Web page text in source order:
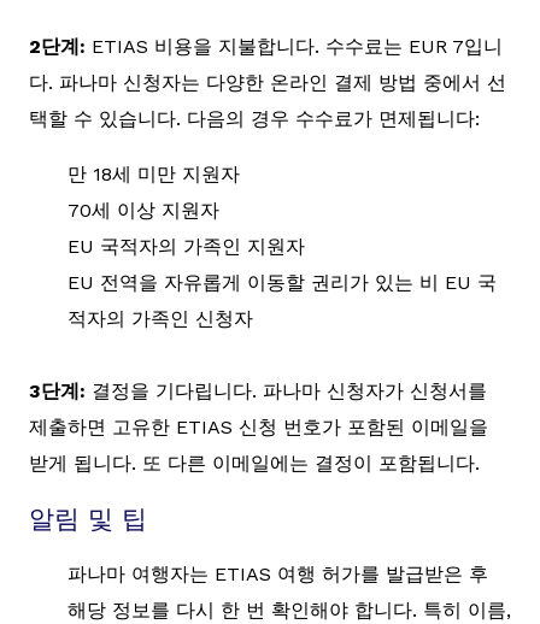
2단계: ETIAS 비용을 지불합니다. 수수료는 EUR 7입니
다. 파나마 신청자는 다양한 온라인 결제 방법 중에서 선
택할 수 있습니다. 다음의 경우 수수료가 면제됩니다:
만 18세 미만 지원자
70세 이상 지원자
EU 국적자의 가족인 지원자
EU 전역을 자유롭게 이동할 권리가 있는 비 EU 국
적자의 가족인 신청자
3단계: 결정을 기다립니다. 파나마 신청자가 신청서를
제출하면 고유한 ETIAS 신청 번호가 포함된 이메일을
받게 됩니다. 또 다른 이메일에는 결정이 포함됩니다.
알림 및 팁
파나마 여행자는 ETIAS 여행 허가를 발급받은 후
해당 정보를 다시 한 번 확인해야 합니다. 특히 이름,